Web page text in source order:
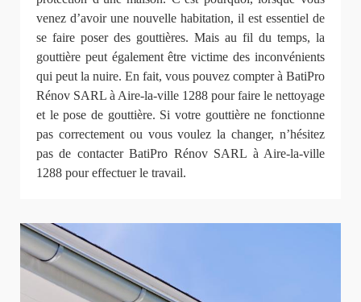
venez d’avoir une nouvelle habitation, il est essentiel de
se faire poser des gouttières. Mais au fil du temps, la
gouttière peut également être victime des inconvénients
qui peut la nuire. En fait, vous pouvez compter à BatiPro
Rénov SARL à Aire-la-ville 1288 pour faire le nettoyage
et le pose de gouttière. Si votre gouttière ne fonctionne
pas correctement ou vous voulez la changer, n’hésitez
pas de contacter BatiPro Rénov SARL à Aire-la-ville
1288 pour effectuer le travail.